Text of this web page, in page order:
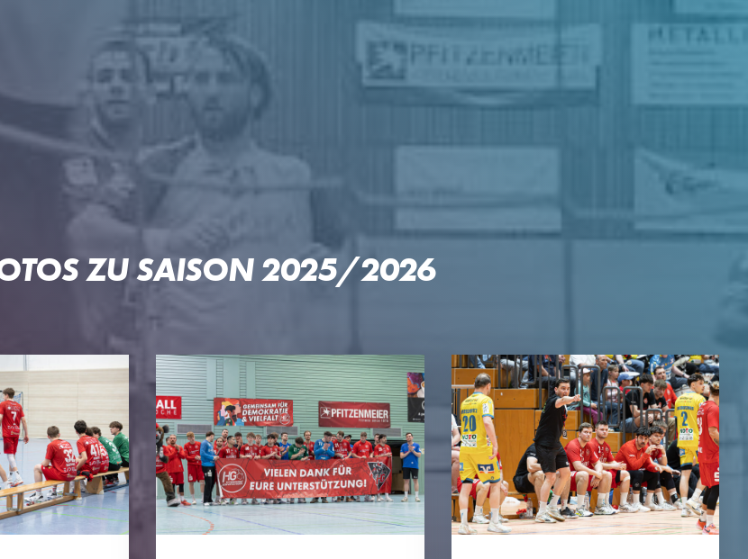
ZU SAISON 2025/2026
SCHWETZINGEN
PARTNER
Premium-Partner
Business-Partner
Club-Partner
Team-Partner
PROJEKTE
Pep & Pop Reloaded
Patrick-Lengler-Cup
Welde-Kamingespräch
HG goes green